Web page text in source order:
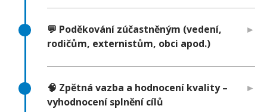
💬 Poděkování zúčastněným (vedení,
rodičům, externistům, obci apod.)
🧠 Zpětná vazba a hodnocení kvality –
vyhodnocení splnění cílů